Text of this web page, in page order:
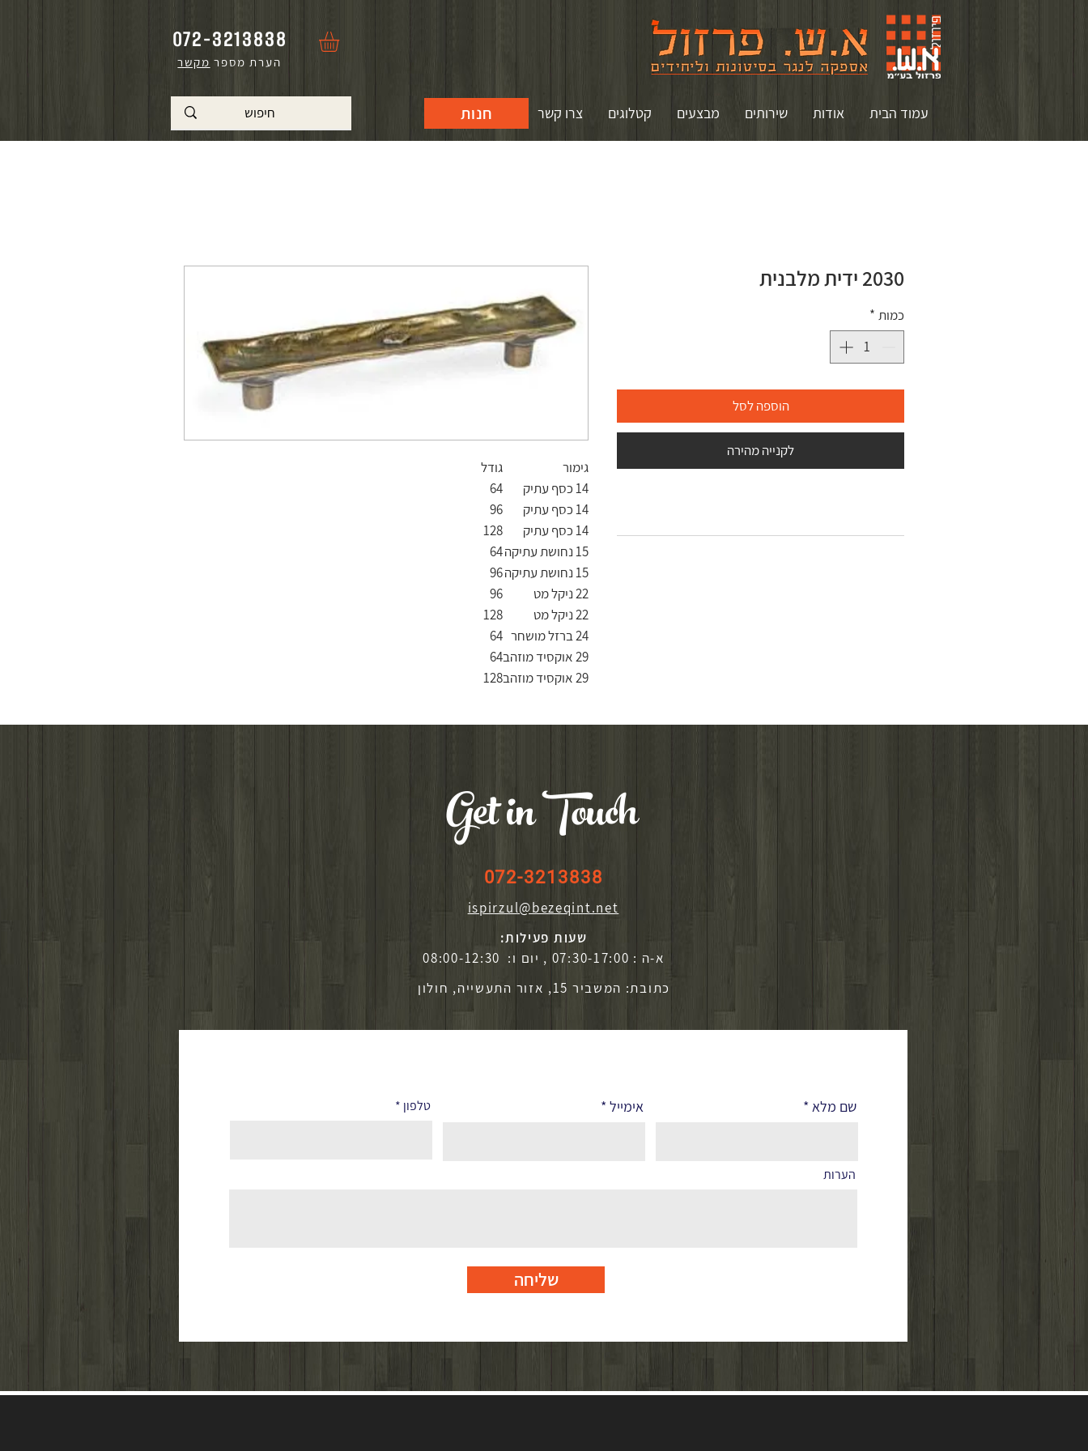
072-3213838
הערת מספר מקשר
חנות עמוד הבית אודות שירותים מבצעים קטלוגים צרו קשר
גימור
גודל
14 כסף עתיק
64
14 כסף עתיק
96
14 כסף עתיק
128
15 נחושת עתיקה
64
15 נחושת עתיקה
96
22 ניקל מט
96
22 ניקל מט
128
24 ברזל מושחר
64
29 אוקסיד מוזהב
64
29 אוקסיד מוזהב
128
2030 ידית מלבנית
כמות *
הוספה לסל
לקנייה מהירה
Get in Touch
072-3213838
ispirzul@bezeqint.net
שעות פעילות:
א-ה : 07:30-17:00 , יום ו: 08:00-12:30
כתובת: המשביר 15, אזור התעשייה, חולון
טלפון אימייל שם מלא
הערות
שליחה